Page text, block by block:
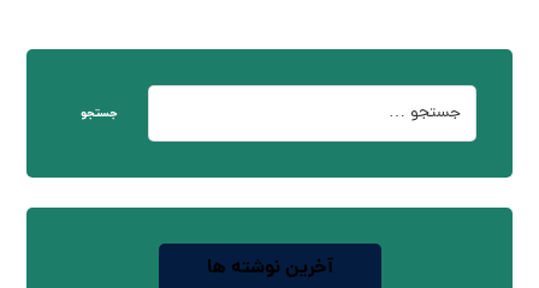
جستجو
آخرین نوشته ها